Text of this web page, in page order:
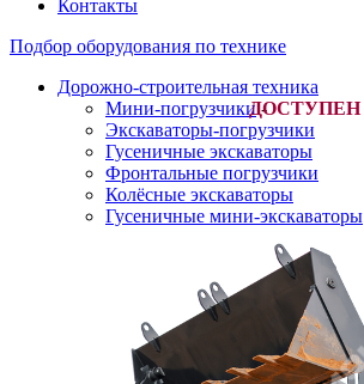
Контакты
Подбор оборудования по технике
Дорожно-строительная техника
Мини-погрузчики-
Экскаваторы-погрузчики
Гусеничные экскаваторы
Фронтальные погрузчики
Колёсные экскаваторы
Гусеничные мини-экскаваторы